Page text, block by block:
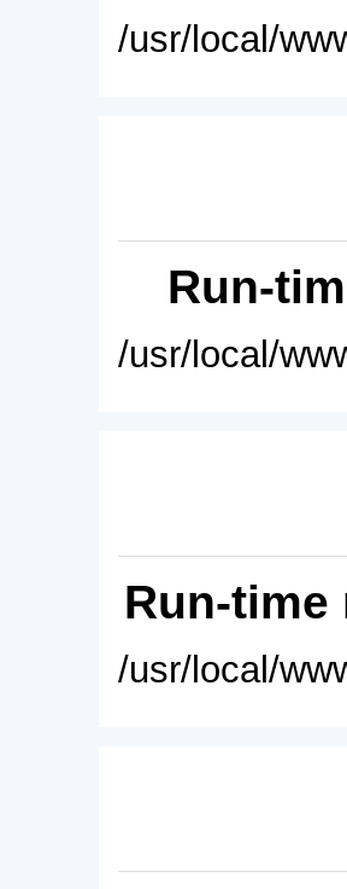
/usr/local/
Run-
/usr/local/
Run-time
/usr/local/